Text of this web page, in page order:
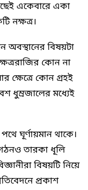
একেবারে একা
নক্ষত্র।
অবস্থানের বিষয়টা
কোন না
ক্ষেত্রে কোন গ্রহই
ধুম্রজালের মধ্যেই
ঘূর্ণায়মান থাকে।
তারকা ধূলি
বিষয়টি নিয়ে
প্রকাশ